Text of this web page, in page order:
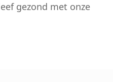
gezond met onze